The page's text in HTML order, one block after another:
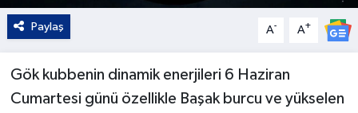
Paylaş A- A+
Gök kubbenin dinamik enerjileri 6 Haziran
Cumartesi günü özellikle Başak burcu ve yükselen